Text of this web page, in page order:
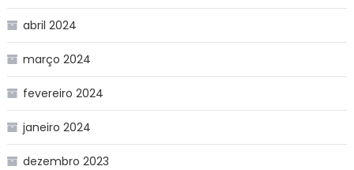
abril 2024
março 2024
fevereiro 2024
janeiro 2024
dezembro 2023